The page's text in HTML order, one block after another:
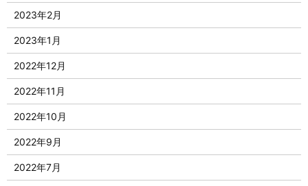
2023年2月
2023年1月
2022年12月
2022年11月
2022年10月
2022年9月
2022年7月